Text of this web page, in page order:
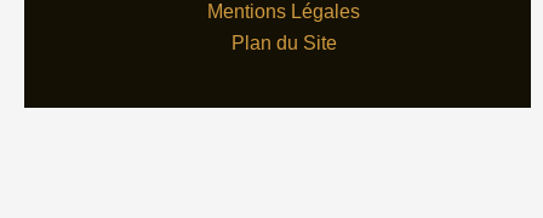
Mentions Légales
Plan du Site